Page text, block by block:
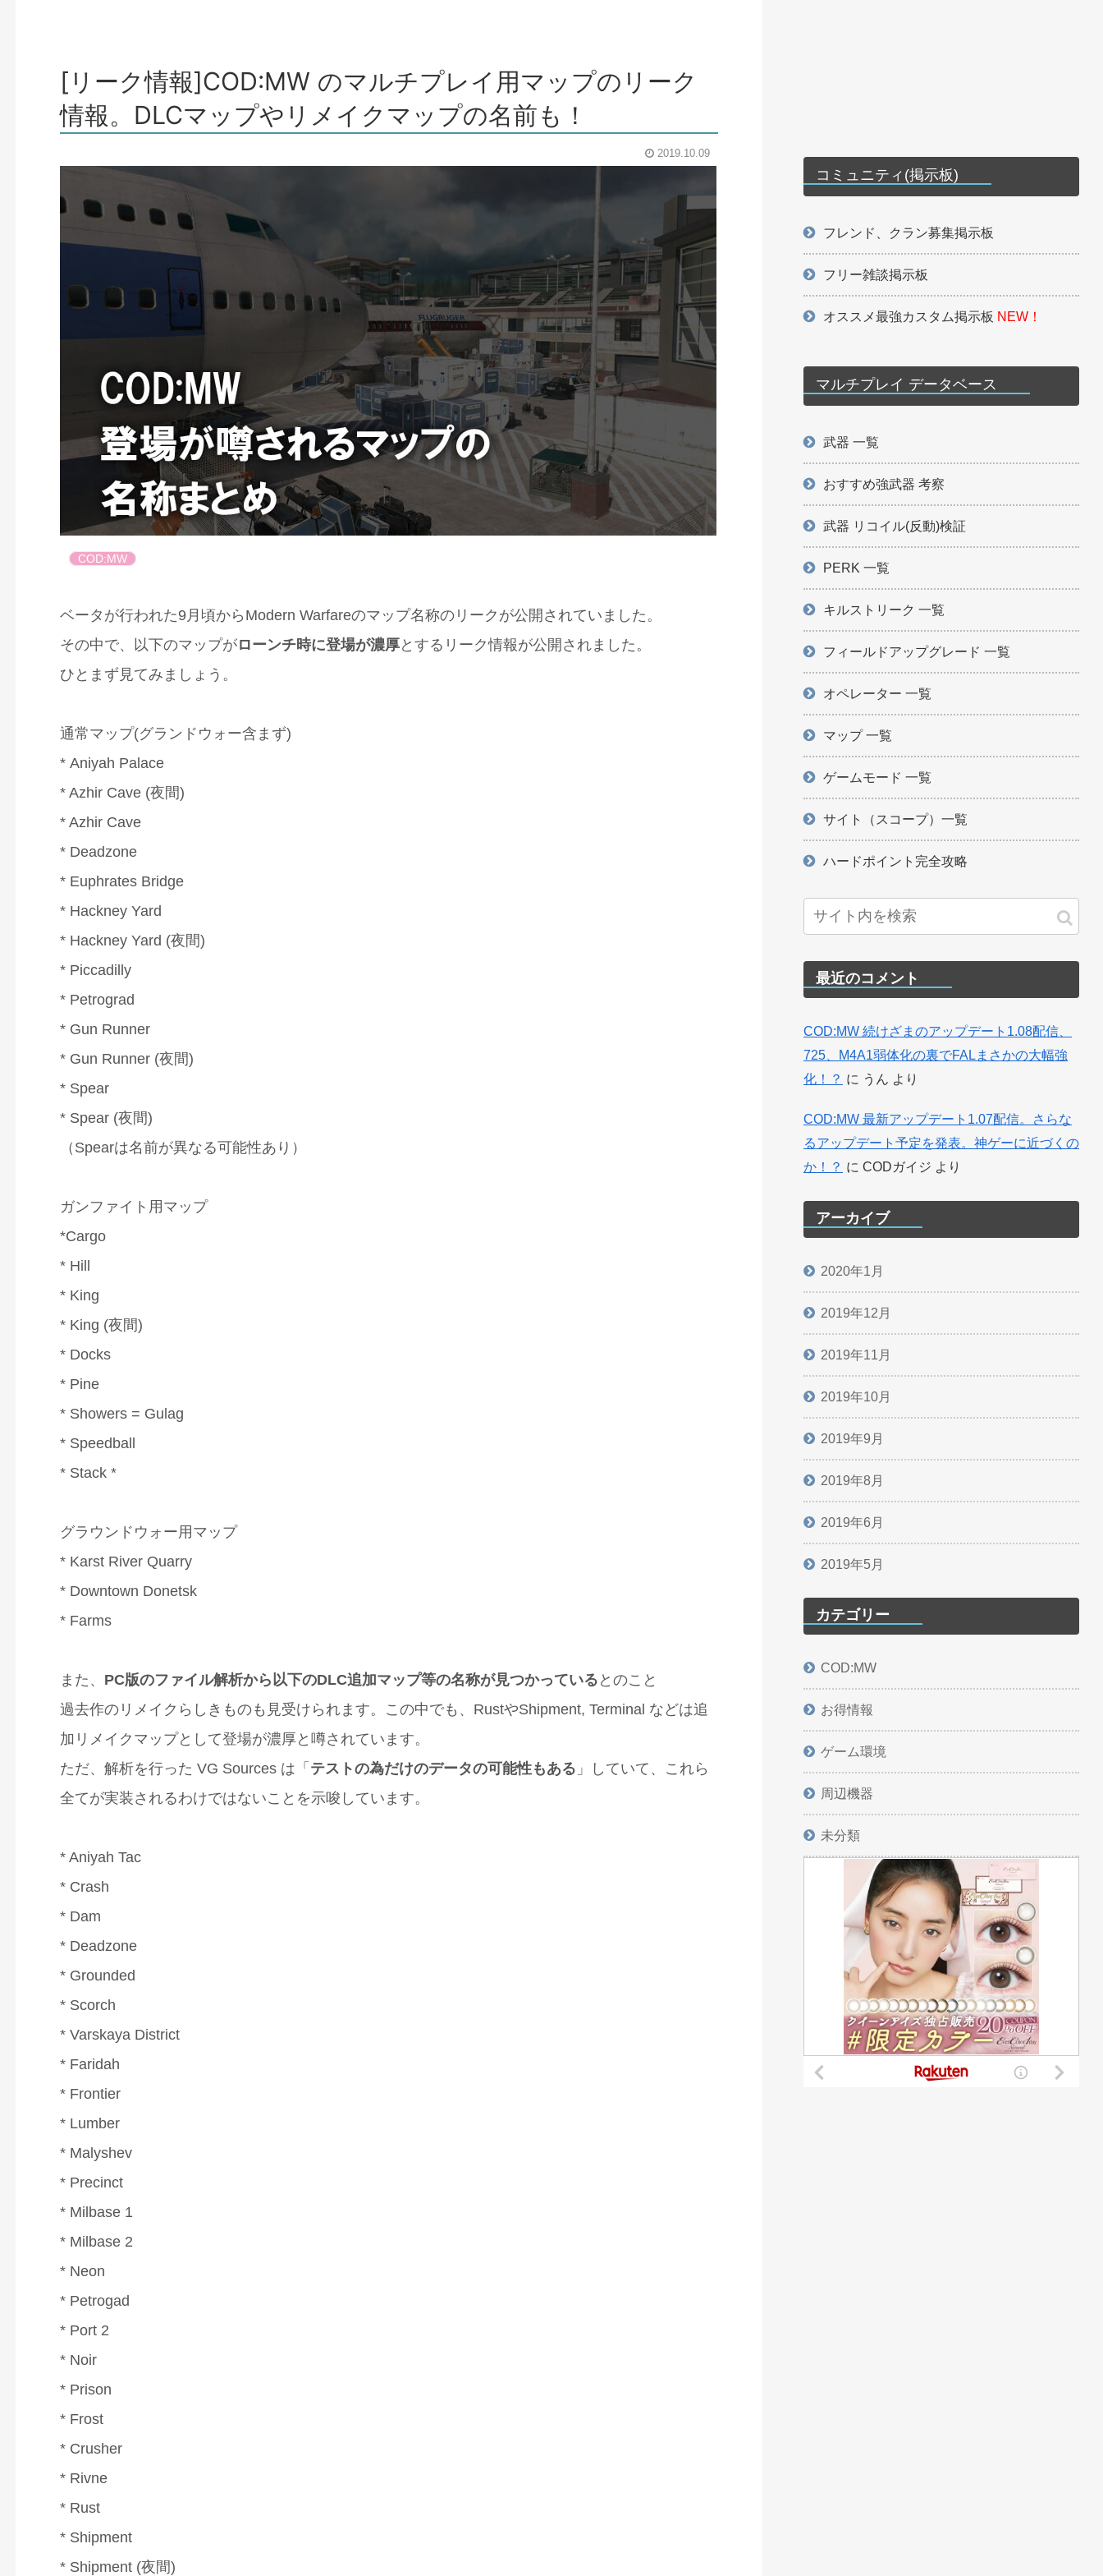
[リーク情報]COD:MW のマルチプレイ用マップのリーク
情報。DLCマップやリメイクマップの名前も！
2019.10.09
COD:MW
ベータが行われた9月頃からModern Warfareのマップ名称のリークが公開されていました。
その中で、以下のマップがローンチ時に登場が濃厚とするリーク情報が公開されました。
ひとまず見てみましょう。
通常マップ(グランドウォー含まず)
* Aniyah Palace
* Azhir Cave (夜間)
* Azhir Cave
* Deadzone
* Euphrates Bridge
* Hackney Yard
* Hackney Yard (夜間)
* Piccadilly
* Petrograd
* Gun Runner
* Gun Runner (夜間)
* Spear
* Spear (夜間)
（Spearは名前が異なる可能性あり）
ガンファイト用マップ
*Cargo
* Hill
* King
* King (夜間)
* Docks
* Pine
* Showers = Gulag
* Speedball
* Stack *
グラウンドウォー用マップ
* Karst River Quarry
* Downtown Donetsk
* Farms
また、 PC版のファイル解析から以下のDLC追加マップ等の名称が見つかっている とのこと
過去作のリメイクらしきものも見受けられます。この中でも、RustやShipment, Terminal などは追
加リメイクマップとして登場が濃厚と噂されています。
ただ、解析を行った VG Sources は「 テストの為だけのデータの可能性もある 」していて、これら
全てが実装されるわけではないことを示唆しています。
* Aniyah Tac
* Crash
* Dam
* Deadzone
* Grounded
* Scorch
* Varskaya District
* Faridah
* Frontier
* Lumber
* Malyshev
* Precinct
* Milbase 1
* Milbase 2
* Neon
* Petrogad
* Port 2
* Noir
* Prison
* Frost
* Crusher
* Rivne
* Rust
* Shipment
* Shipment (夜間)
コミュニティ(掲示板)
フレンド、クラン募集掲示板
フリー雑談掲示板
オススメ最強カスタム掲示板 NEW！
マルチプレイ データベース
武器 一覧
おすすめ強武器 考察
武器 リコイル(反動)検証
PERK 一覧
キルストリーク 一覧
フィールドアップグレード 一覧
オペレーター 一覧
マップ 一覧
ゲームモード 一覧
サイト（スコープ）一覧
ハードポイント完全攻略
最近のコメント
COD:MW 続けざまのアップデート1.08配信、
725、M4A1弱体化の裏でFALまさかの大幅強
化！？ に うん より
COD:MW 最新アップデート1.07配信。さらな
るアップデート予定を発表。神ゲーに近づくの
か！？ に CODガイジ より
アーカイブ
2020年1月
2019年12月
2019年11月
2019年10月
2019年9月
2019年8月
2019年6月
2019年5月
カテゴリー
COD:MW
お得情報
ゲーム環境
周辺機器
未分類